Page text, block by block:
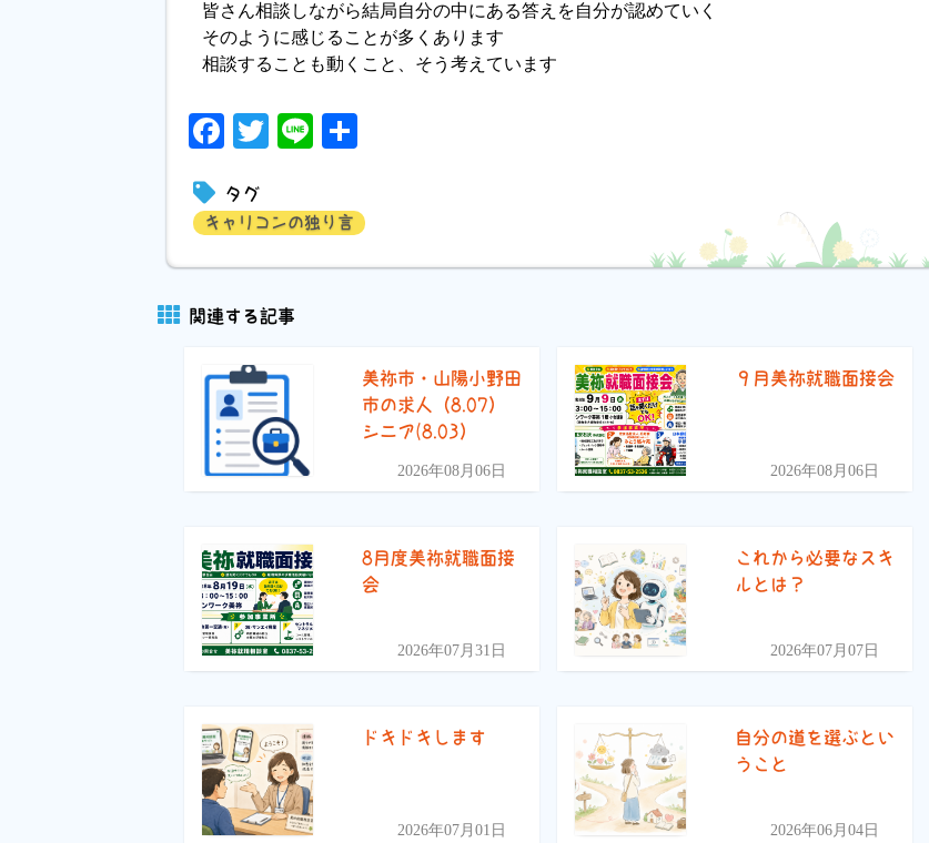
皆さん相談しながら結局自分の中にある答えを自分が認めていく
そのように感じることが多くあります
相談することも動くこと、そう考えています
Facebook
Twitter
Line
タグ
キャリコンの独り言
関連する記事
美祢市・山陽小野田
市の求人（8.07）
シニア(8.03）
2026年08月06日
９月美祢就職面接会
2026年08月06日
8月度美祢就職面接
会
2026年07月31日
これから必要なスキ
ルとは？
2026年07月07日
ドキドキします
2026年07月01日
自分の道を選ぶとい
うこと
2026年06月04日